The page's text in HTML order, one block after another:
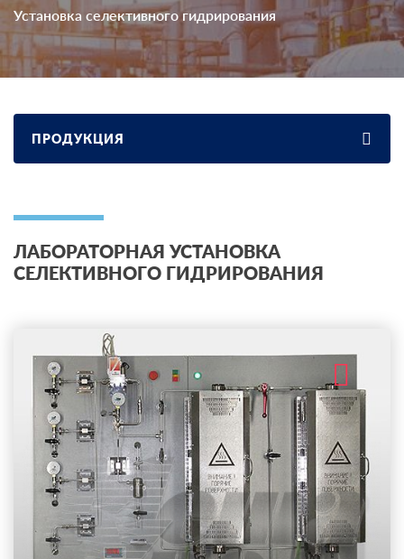
Установка селективного гидрирования
ПРОДУКЦИЯ
ЛАБОРАТОРНАЯ УСТАНОВКА
СЕЛЕКТИВНОГО ГИДРИРОВАНИЯ